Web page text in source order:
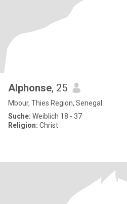
Alphonse, 25
Mbour, Thies Region, Senegal
Suche: Weiblich 18 - 37
Religion: Christ